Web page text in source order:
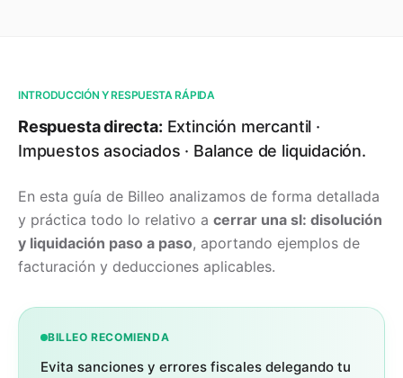
INTRODUCCIÓN Y RESPUESTA RÁPIDA
Respuesta directa: Extinción mercantil ·
Impuestos asociados · Balance de liquidación.
En esta guía de Billeo analizamos de forma detallada
y práctica todo lo relativo a cerrar una sl: disolución
y liquidación paso a paso, aportando ejemplos de
facturación y deducciones aplicables.
BILLEO RECOMIENDA
Evita sanciones y errores fiscales delegando tu